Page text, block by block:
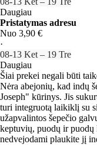
Daugiau
Pristatymas adresu
Nuo 3,90 €
·
08‑13 Ket – 19 Tre
Daugiau
Šiai prekei negali būti
Nėra abejonių, kad indų
Joseph" kūrinys. Jis
turi integruotą laikiklį su
užapvalintos šepečio
keptuvių, puodų ir puodų
nedvejodami plaukite jį